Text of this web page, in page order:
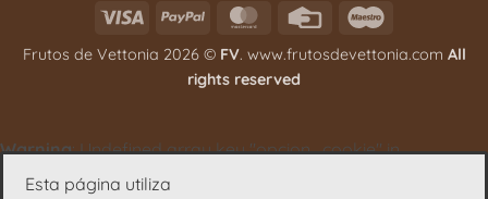
Visa PayPal MasterCardCredit
Frutos de Vettonia 2026 © FV. www.frutosdevettonia.com All
rights reserved
Warning: Undefined array key "opcion_cookie" in
/srv/vhost/frutosdevettonia.com/home/html/wp-
Esta página utiliza